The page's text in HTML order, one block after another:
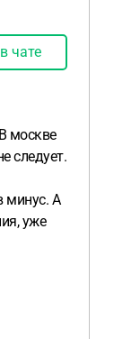
чате
москве
следует.
минус. А
уже